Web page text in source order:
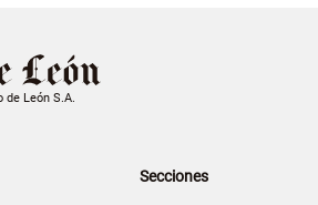
de León S.A.
Secciones